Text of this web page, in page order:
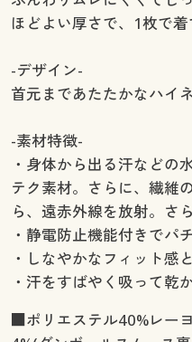
ほどよい厚さで、1枚で
-デザイン-
首元まであたたかなハイネ
-素材特徴-
・身体から出る汗などの
テク素材。さらに、繊維
ら、遠赤外線を放射。さ
・静電防止機能付きでパ
・しなやかなフィット感
・汗をすばやく吸って乾
■ポリエステル40%レー